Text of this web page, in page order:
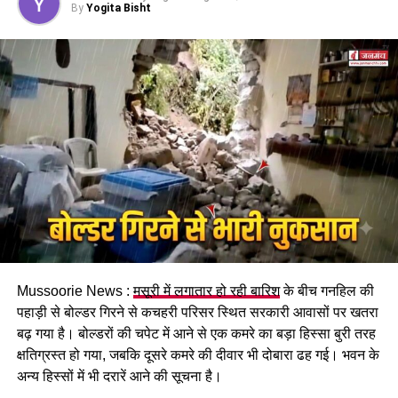
मजदूरी का प्रावधान भी किया गया है।
पढ़े धामी कैबिनेट के प्रमुख फैसले
GST संशोधित अध्यादेश को मंजूरी।
नैनीताल हाईकोर्ट के लिए हल्द्वानी गौलापार में 30 हेक्टेयर जमीन
देने का फैसला।
राज्य क्रीड़ा विश्वविद्यालय हल्द्वानी के लिए 122 पदों के सृजन को
By Yogita Bisht
Mussoorie News :मसूरी में लगातार हो रही बारिशके बीच गनहिल की
पहाड़ी से बोल्डर गिरने से कचहरी परिसर स्थित सरकारी आवासों पर खतरा
बढ़ गया है। बोल्डरों की चपेट में आने से एक कमरे का बड़ा हिस्सा बुरी तरह
क्षतिग्रस्त हो गया, जबकि दूसरे कमरे की दीवार भी दोबारा ढह गई। भवन के
अन्य हिस्सों में भी दरारें आने की सूचना है।